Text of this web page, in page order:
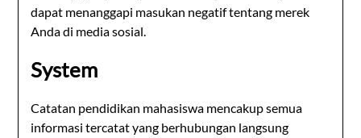
dapat menanggapi masukan negatif tentang merek
Anda di media sosial.
System
Catatan pendidikan mahasiswa mencakup semua
informasi tercatat yang berhubungan langsung